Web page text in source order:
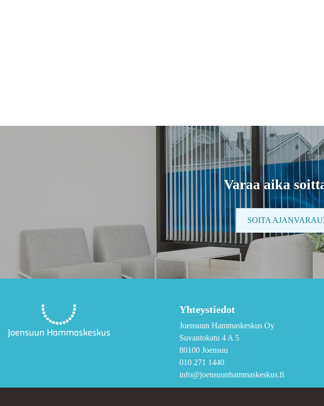
Varaa aika
SOITA
Yhteystiedot
Joensuun Hammaskeskus Oy
Suvantokatu 4 A 5
80100 Joensuu
010 271 1440
info@joensuunhammaskeskus.fi